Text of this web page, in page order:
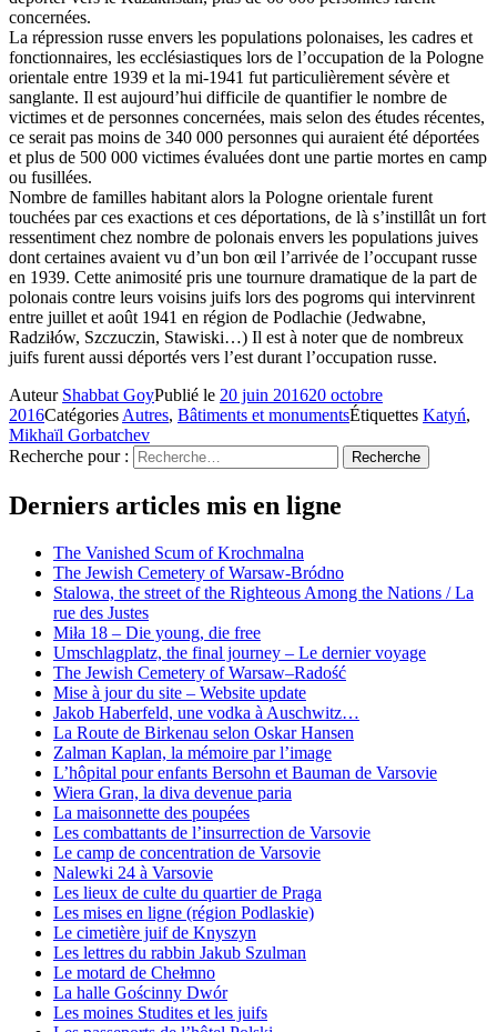
concernées.
La répression russe envers les populations polonaises, les cadres et
fonctionnaires, les ecclésiastiques lors de l’occupation de la Pologne
orientale entre 1939 et la mi-1941 fut particulièrement sévère et
sanglante. Il est aujourd’hui difficile de quantifier le nombre de
victimes et de personnes concernées, mais selon des études récentes,
ce serait pas moins de 340 000 personnes qui auraient été déportées
et plus de 500 000 victimes évaluées dont une partie mortes en camp
ou fusillées.
Nombre de familles habitant alors la Pologne orientale furent
touchées par ces exactions et ces déportations, de là s’instillât un fort
ressentiment chez nombre de polonais envers les populations juives
dont certaines avaient vu d’un bon œil l’arrivée de l’occupant russe
en 1939. Cette animosité pris une tournure dramatique de la part de
polonais contre leurs voisins juifs lors des pogroms qui intervinrent
entre juillet et août 1941 en région de Podlachie (Jedwabne,
Radziłów, Szczuczin, Stawiski…) Il est à noter que de nombreux
juifs furent aussi déportés vers l’est durant l’occupation russe.
Auteur Shabbat GoyPublié le 20 juin 201620 octobre
2016Catégories Autres, Bâtiments et monumentsÉtiquettes Katyń,
Mikhaïl Gorbatchev
Recherche pour :
Recherche
Derniers articles mis en ligne
The Vanished Scum of Krochmalna
The Jewish Cemetery of Warsaw-Bródno
Stalowa, the street of the Righteous Among the Nations / La
rue des Justes
Miła 18 – Die young, die free
Umschlagplatz, the final journey – Le dernier voyage
The Jewish Cemetery of Warsaw–Radość
Mise à jour du site – Website update
Jakob Haberfeld, une vodka à Auschwitz…
La Route de Birkenau selon Oskar Hansen
Zalman Kaplan, la mémoire par l’image
L’hôpital pour enfants Bersohn et Bauman de Varsovie
Wiera Gran, la diva devenue paria
La maisonnette des poupées
Les combattants de l’insurrection de Varsovie
Le camp de concentration de Varsovie
Nalewki 24 à Varsovie
Les lieux de culte du quartier de Praga
Les mises en ligne (région Podlaskie)
Le cimetière juif de Knyszyn
Les lettres du rabbin Jakub Szulman
Le motard de Chełmno
La halle Gościnny Dwór
Les moines Studites et les juifs